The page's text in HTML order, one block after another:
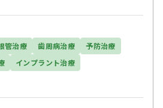
管治療 歯周病治療
予防治療
インプラント治療